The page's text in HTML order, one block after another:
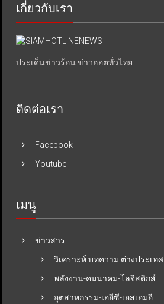
เกี่ยวกับเรา
ประเด็นข่าวร้อน ข่าวฮอตทั่วไทย.
ติดต่อเรา
Facebook
Youtube
เมนู
ข่าวสาร
วิเคราะห์ บทความ ต่างประเทศ
พลังงาน-คมนาคม-โลจิสติกส์
อุตสาหกรรม-เออีซี-เอสเอมอี